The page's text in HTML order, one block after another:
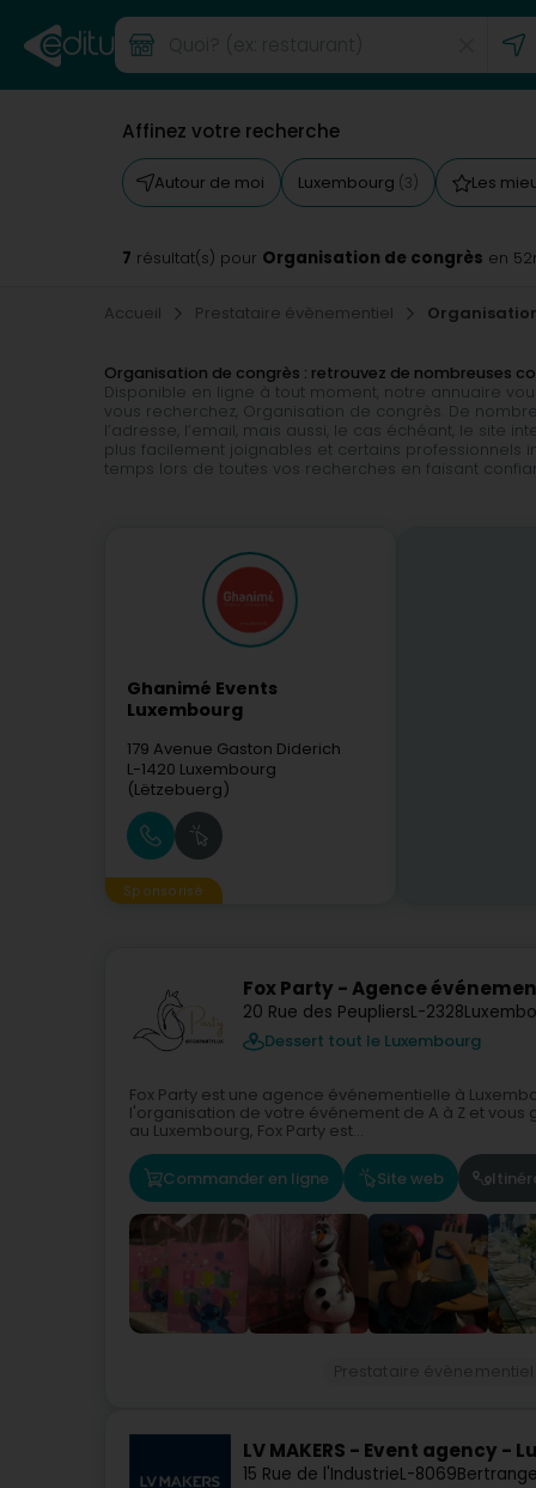
Affinez votre recherche
Autour de moi Luxembourg (3) Les
7 résultat(s) pour Organisation de congrès en
Accueil Prestataire évènementiel
Organisation de congrès : retrouvez de nombreuses
Disponible en ligne à tout moment, notre annuaire
vous recherchez, Organisation de congrès. De
l’adresse, l’email, mais aussi, le cas échéant, le site
plus facilement joignables et certains professionnels
temps lors de toutes vos recherches en faisant
Ghanimé Events
Luxembourg
179 Avenue Gaston Diderich
L-1420 Luxembourg
(Lëtzebuerg)
Sponsorisé
Fox Party - Agence
20 Rue des PeupliersL-2328
Dessert tout le Luxembourg
Fox Party est une agence événementielle à
l'organisation de votre événement de A à Z et
au Luxembourg, Fox Party est...
Commander en ligne Site web
LV MAKERS - Event agency -
15 Rue de l'IndustrieL-8069